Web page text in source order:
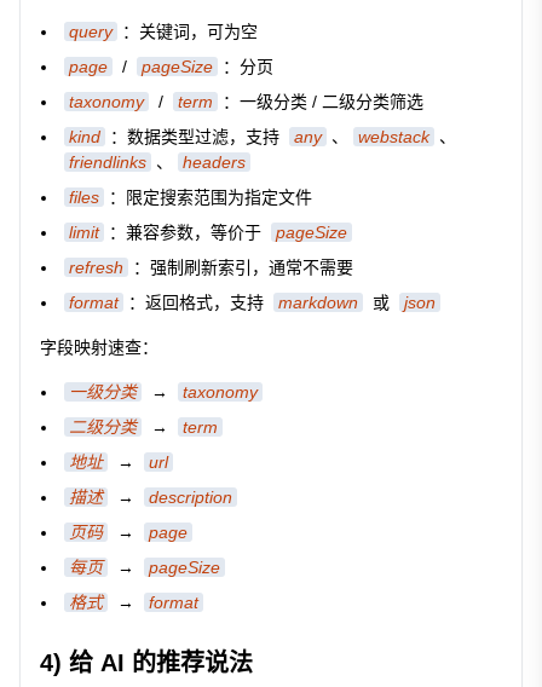
query
：关键词，可为空
page
/ pageSize
：分页
taxonomy
/ term
：一级分类 / 二级分类筛选
kind
：数据类型过滤，支持 any 、 webstack 、
friendlinks 、
headers
files
：限定搜索范围为指定文件
limit
：兼容参数，等价于
pageSize
refresh
：强制刷新索引，通常不需要
format
：返回格式，支持 markdown 或 json
字段映射速查：
一级分类 →
taxonomy
二级分类
→
term
地址
→
url
描述
→
description
页码
→
page
每页
→
pageSize
格式
→ format
4) 给 AI 的推荐说法